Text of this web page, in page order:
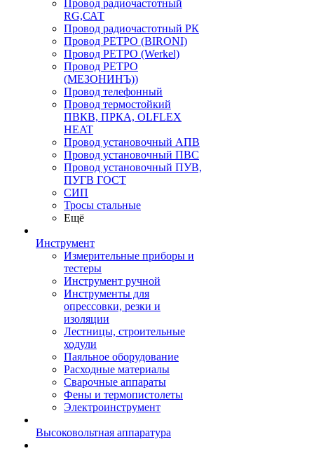
Провод радиочастотный
RG,САТ
Провод радиочастотный РК
Провод РЕТРО (BIRONI)
Провод РЕТРО (Werkel)
Провод РЕТРО
(МЕЗОНИНЪ))
Провод телефонный
Провод термостойкий
ПВКВ, ПРКА, OLFLEX
HEAT
Провод установочный АПВ
Провод установочный ПВС
Провод установочный ПУВ,
ПУГВ ГОСТ
СИП
Тросы стальные
Ещё
Инструмент
Измерительные приборы и
тестеры
Инструмент ручной
Инструменты для
опрессовки, резки и
изоляции
Лестницы, строительные
ходули
Паяльное оборудование
Расходные материалы
Сварочные аппараты
Фены и термопистолеты
Электроинструмент
Высоковольтная аппаратура